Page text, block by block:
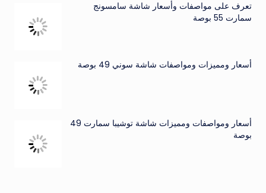
تعرف على مواصفات وأسعار شاشة سامسونج
سمارت 55 بوصة
أسعار ومميزات ومواصفات شاشة سوني 49 بوصة
أسعار ومواصفات ومميزات شاشة توشيبا سمارت 49
بوصة